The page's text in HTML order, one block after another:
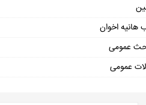
هانیه اخوان
عمومی
عمومی